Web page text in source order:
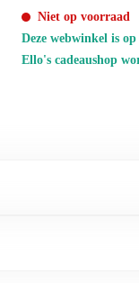
Niet op voorraad
Deze webwinkel is
Ello's cadeaushop